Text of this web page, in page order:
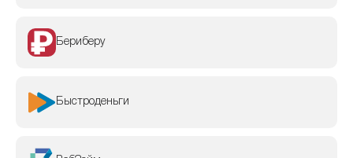
Бериберу
Быстроденьги